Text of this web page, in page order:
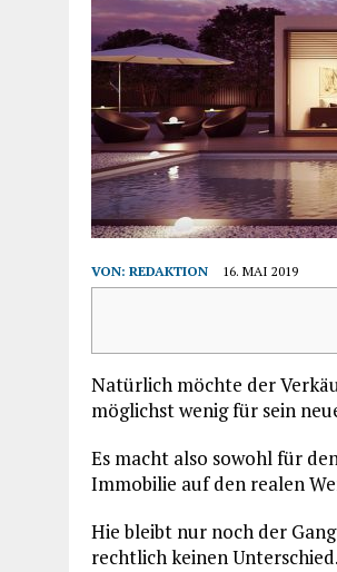
VON: REDAKTION 16. MAI 2019
Natürlich möchte der
möglichst wenig für sein
Es macht also sowohl für
Immobilie auf den realen
Hie bleibt nur noch der
rechtlich keinen Unterschied.